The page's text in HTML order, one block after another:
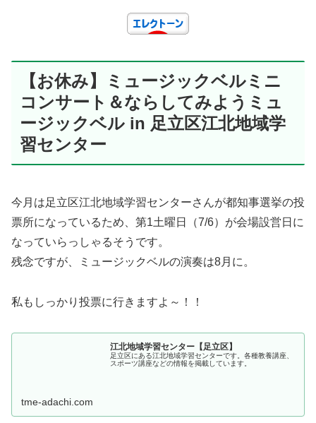
【お休み】ミュージックベルミニ
コンサート＆ならしてみようミュ
ージックベル in 足立区江北地域学
習センター
今月は足立区江北地域学習センターさんが都知事選挙の投
票所になっているため、第1土曜日（7/6）が会場設営日に
なっていらっしゃるそうです。
残念ですが、ミュージックベルの演奏は8月に。
私もしっかり投票に行きますよ～！！
江北地域学習センター【足立区】
足立区にある江北地域学習センターです。各種教養講座、
スポーツ講座などの情報を掲載しています。
tme-adachi.com